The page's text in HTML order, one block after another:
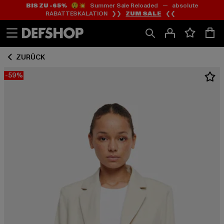
Zum
Inhalt
springen
Zum
Fußzeile
springen
BIS ZU -65%😲💥 Summer Sale Reloaded — absolute
RABATTESKALATION ❯❯ ZUM SALE ❮❮
ZURÜCK
-59%